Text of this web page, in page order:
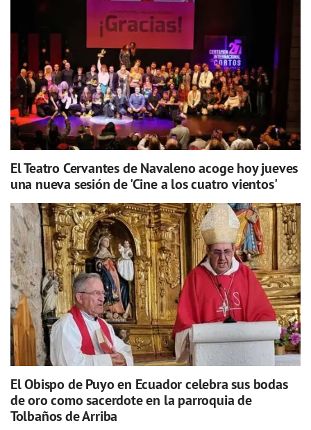
El Teatro Cervantes de Navaleno acoge hoy jueves
una nueva sesión de 'Cine a los cuatro vientos'
El Obispo de Puyo en Ecuador celebra sus bodas
de oro como sacerdote en la parroquia de
Tolbaños de Arriba